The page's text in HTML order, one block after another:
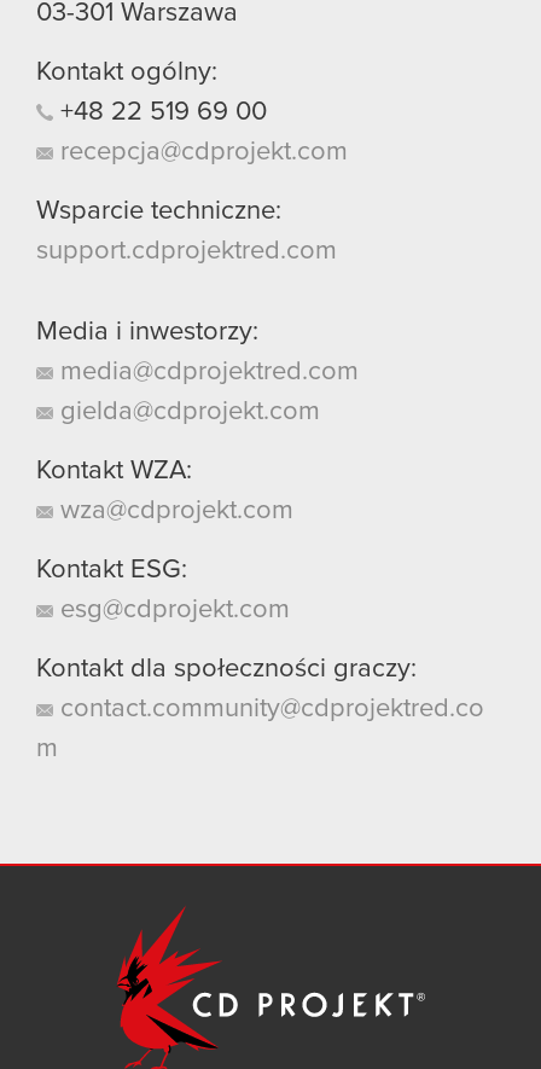
03-301 Warszawa
Kontakt ogólny:
+48 22 519 69 00
recepcja@cdprojekt.com
Wsparcie techniczne:
support.cdprojektred.com
Media i inwestorzy:
media@cdprojektred.com
gielda@cdprojekt.com
Kontakt WZA:
wza@cdprojekt.com
Kontakt ESG:
esg@cdprojekt.com
Kontakt dla społeczności graczy:
contact.community@cdprojektred.co
m